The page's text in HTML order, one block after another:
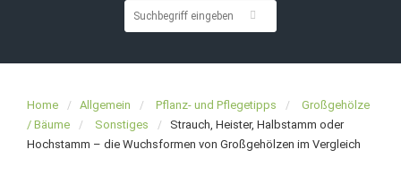
Home Allgemein Pflanz- und Pflegetipps
Großgehölze
/ Bäume
Sonstiges
Strauch, Heister, Halbstamm oder
Hochstamm – die Wuchsformen von Großgehölzen im Vergleich